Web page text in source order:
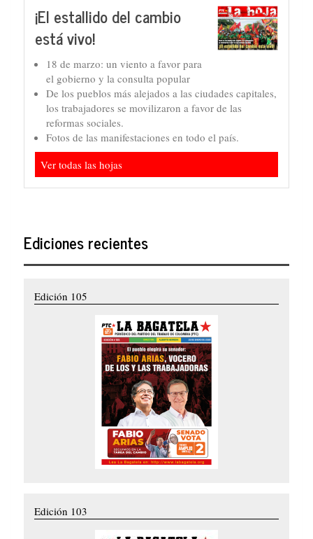
¡El estallido del cambio
está vivo!
18 de marzo: un viento a favor para
el gobierno y la consulta popular
De los pueblos más alejados a las ciudades capitales,
los trabajadores se movilizaron a favor de las
reformas sociales.
Fotos de las manifestaciones en todo el país.
Ver todas las hojas
Ediciones recientes
Edición 105
Edición 103